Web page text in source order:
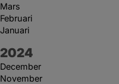
Mars
Februari
Januari
År:
2024
December
November